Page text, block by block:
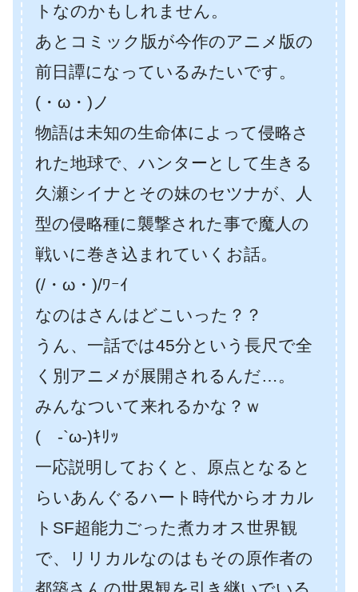
トなのかもしれません。
あとコミック版が今作のアニメ版の
前日譚になっているみたいです。
(・ω・)ノ
物語は未知の生命体によって侵略さ
れた地球で、ハンターとして生きる
久瀬シイナとその妹のセツナが、人
型の侵略種に襲撃された事で魔人の
戦いに巻き込まれていくお話。
(/・ω・)/ﾜｰｲ
なのはさんはどこいった？？
うん、一話では45分という長尺で全
く別アニメが展開されるんだ…。
みんなついて来れるかな？ｗ
( -`ω-)ｷﾘｯ
一応説明しておくと、原点となると
らいあんぐるハート時代からオカル
トSF超能力ごった煮カオス世界観
で、リリカルなのはもその原作者の
都築さんの世界観を引き継いでいる